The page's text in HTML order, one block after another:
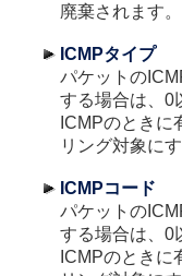
廃棄されます。
ICMPタイプ
パケットの
する場合は、0
ICMPのとき
リング対象に
ICMPコード
パケットの
する場合は、0
ICMPのとき